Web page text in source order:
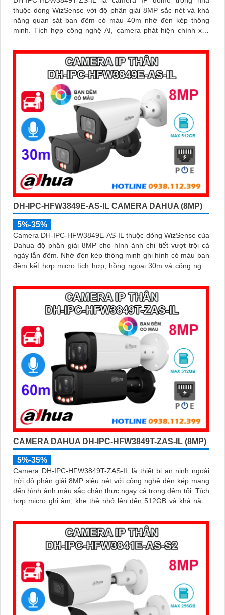
thuộc dòng WizSense với độ phân giải 8MP sắc nét và khả
năng quan sát ban đêm có màu 40m nhờ đèn kép thông
minh. Tích hợp công nghệ AI, camera phát hiện chính xác
hỗ trợ đến 512GB đảm bảo lưu trữ linh hoạt và chi tiết, hỗ trợ
PoE tiện lợi đây là giải pháp giám sát an ninh hiệu quả
DH-IPC-HFW3849E-AS-IL CAMERA DAHUA (8MP)
5%-35%
Camera DH-IPC-HFW3849E-AS-IL thuộc dòng WizSense của
Dahua độ phân giải 8MP cho hình ảnh chi tiết vượt trội cả
ngày lẫn đêm. Nhờ đèn kép thông minh ghi hình có màu ban
đêm kết hợp micro tích hợp, hồng ngoại 30m và công nghệ
mật hiệu quả
CAMERA DAHUA DH-IPC-HFW3849T-ZAS-IL (8MP)
5%-35%
Camera DH-IPC-HFW3849T-ZAS-IL là thiết bị an ninh ngoài
trời độ phân giải 8MP siêu nét với công nghệ đèn kép mang
đến hình ảnh màu sắc chân thực ngay cả trong đêm tối. Tích
hợp micro ghi âm, khe thẻ nhớ lên đến 512GB và khả năng
xe, nâng cao hiệu quả giám sát với thiết kế chuẩn IP67 chống
bụi nước và hỗ trợ PoE giá rẻ